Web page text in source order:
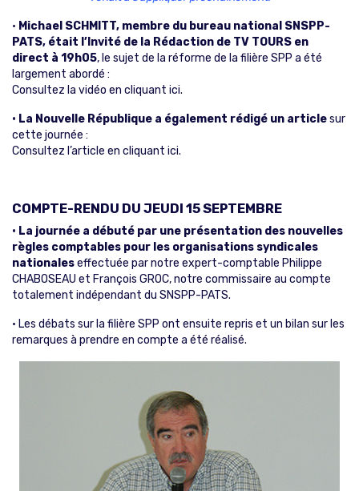
• Michael SCHMITT, membre du bureau national SNSPP-
PATS, était l’Invité de la Rédaction de TV TOURS en
direct à 19h05, le sujet de la réforme de la filière SPP a été
largement abordé :
Consultez la vidéo en cliquant ici.
• La Nouvelle République a également rédigé un articlesur
cette journée :
Consultez l’article en cliquant ici.
COMPTE-RENDU DU JEUDI 15 SEPTEMBRE
• La journée a débuté par une présentation des nouvelles
règles comptables pour les organisations syndicales
nationaleseffectuée par notre expert-comptable Philippe
CHABOSEAU et François GROC, notre commissaire au compte
totalement indépendant du SNSPP-PATS.
• Les débats sur la filière SPP ont ensuite repris et un bilan sur les
remarques à prendre en compte a été réalisé.